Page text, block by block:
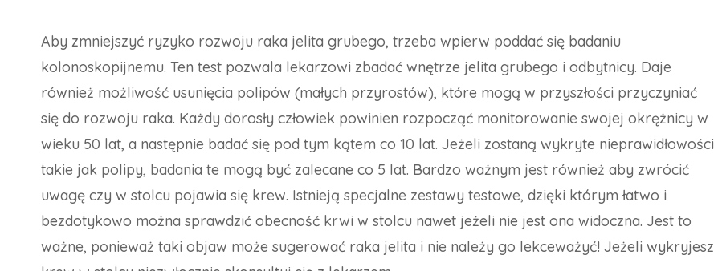
Aby zmniejszyć ryzyko rozwoju raka jelita grubego, trzeba wpierw poddać się badaniu
kolonoskopijnemu. Ten test pozwala lekarzowi zbadać wnętrze jelita grubego i odbytnicy. Daje
również możliwość usunięcia polipów (małych przyrostów), które mogą w przyszłości przyczyniać
się do rozwoju raka. Każdy dorosły człowiek powinien rozpocząć monitorowanie swojej okrężnicy w
wieku 50 lat, a następnie badać się pod tym kątem co 10 lat. Jeżeli zostaną wykryte nieprawidłowości
takie jak polipy, badania te mogą być zalecane co 5 lat. Bardzo ważnym jest również aby zwrócić
uwagę czy w stolcu pojawia się krew. Istnieją specjalne zestawy testowe, dzięki którym łatwo i
bezdotykowo można sprawdzić obecność krwi w stolcu nawet jeżeli nie jest ona widoczna. Jest to
ważne, ponieważ taki objaw może sugerować raka jelita i nie należy go lekceważyć! Jeżeli wykryjesz